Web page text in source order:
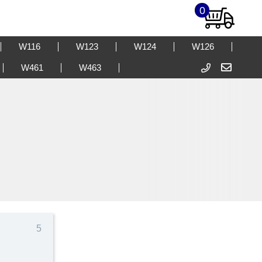
0
W116 W123 W124 W126
W461 W463
5